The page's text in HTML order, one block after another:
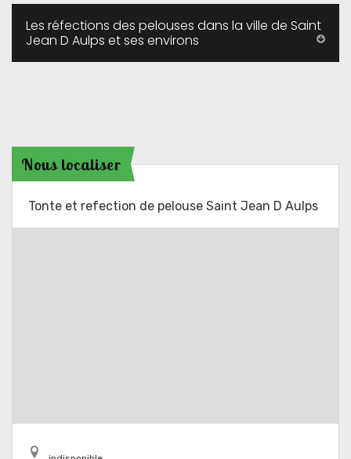
Les réfections des pelouses dans la ville de Saint
Jean D Aulps et ses environs
Nous localiser
Tonte et refection de pelouse Saint Jean D Aulps